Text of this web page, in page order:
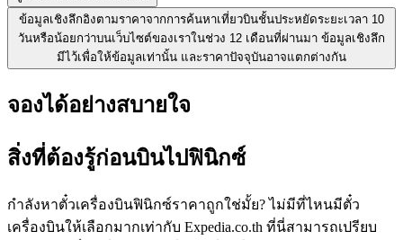
ข้อมูลเชิงลึกอิงตามราคาจากการค้นหาเที่ยวบินชั้นประหยัดระยะเวลา 10
วันหรือน้อยกว่าบนเว็บไซต์ของเราในช่วง 12 เดือนที่ผ่านมา ข้อมูลเชิงลึก
มีไว้เพื่อให้ข้อมูลเท่านั้น และราคาปัจจุบันอาจแตกต่างกัน
จองได้อย่างสบายใจ
สิ่งที่ต้องรู้ก่อนบินไปฟินิกซ์
กำลังหาตั๋วเครื่องบินฟินิกซ์ราคาถูกใช่มั้ย? ไม่มีที่ไหนมีตั๋ว
เครื่องบินให้เลือกมากเท่ากับ Expedia.co.th ที่นี่สามารถเปรียบ